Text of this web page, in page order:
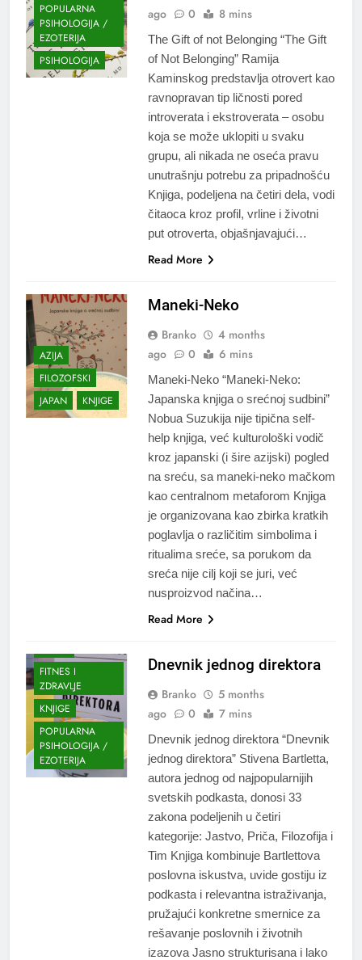
POPULARNA
PSIHOLOGIJA /
EZOTERIJA
PSIHOLOGIJA
ago
0 8 mins
The Gift of not Belonging “The Gift
of Not Belonging” Ramija
Kaminskog predstavlja otrovert kao
ravnopravan tip ličnosti pored
introverata i ekstroverata – osobu
koja se može uklopiti u svaku
grupu, ali nikada ne oseća pravu
unutrašnju potrebu za pripadnošću
Knjiga, podeljena na četiri dela, vodi
čitaoca kroz profil, vrline i životni
put otroverta, objašnjavajući…
Read More
AZIJA
FILOZOFSKI
JAPAN
KNJIGE
Maneki-Neko
Branko
4 months
ago
0 6 mins
Maneki-Neko “Maneki-Neko:
Japanska knjiga o srećnoj sudbini”
Nobua Suzukija nije tipična self-
help knjiga, već kulturološki vodič
kroz japanski (i šire azijski) pogled
na sreću, sa maneki-neko mačkom
kao centralnom metaforom Knjiga
je organizovana kao zbirka kratkih
poglavlja o različitim simbolima i
ritualima sreće, sa porukom da
sreća nije cilj koji se juri, već
nusproizvod načina…
Read More
FITNES I
ZDRAVLJE
KNJIGE
POPULARNA
PSIHOLOGIJA /
EZOTERIJA
Dnevnik jednog direktora
Branko
5 months
ago
0 7 mins
Dnevnik jednog direktora “Dnevnik
jednog direktora” Stivena Bartletta,
autora jednog od najpopularnijih
svetskih podkasta, donosi 33
zakona podeljenih u četiri
kategorije: Jastvo, Priča, Filozofija i
Tim Knjiga kombinuje Bartlettova
poslovna iskustva, uvide gostiju iz
podkasta i relevantna istraživanja,
pružajući konkretne smernice za
rešavanje poslovnih i životnih
izazova Jasno strukturisana i lako